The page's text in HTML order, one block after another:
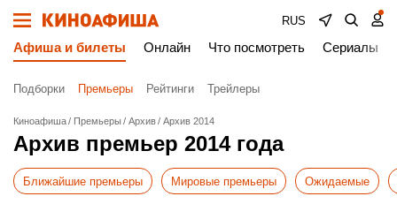
RUS
Афиша и билеты Онлайн Что посмотреть Сериалы
Подборки Премьеры Рейтинги Трейлеры
Киноафиша Премьеры Архив Архив 2014
Архив премьер 2014 года
Ближайшие премьеры Мировые премьеры Ожидаемые